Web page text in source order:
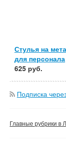
Стулья на
для персонала
625 руб.
Подписка
Главные рубрики в